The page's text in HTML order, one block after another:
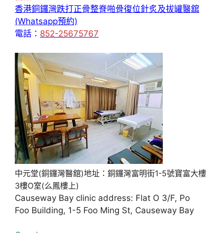
香港銅鑼灣跌打正骨整脊啪骨復位針炙及拔罐醫舘
(Whatsapp預約)
電話： 852-25675767
中元堂(銅鑼灣醫舘)地址：銅鑼灣富明街1-5號寶富大樓
3樓O室(么鳳樓上)
Causeway Bay clinic address: Flat O 3/F, Po
Foo Building, 1-5 Foo Ming St, Causeway Bay